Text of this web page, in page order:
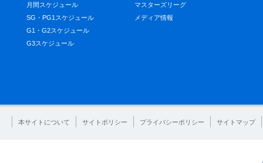
月間スケジュール
SG・PG1スケジュール
G1・G2スケジュール
G3スケジュール
マスターズリーグ
メディア情報
本サイトについて サイトポリシー プライバシーポリシー サイトマップ